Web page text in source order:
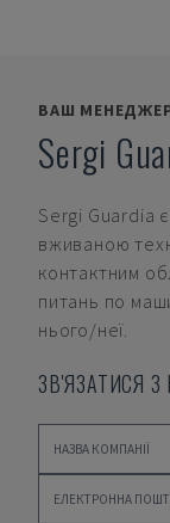
ВАШ
Sergi
Sergi Guardia
вживаною
контактним
питань по
нього/неї.
ЗВ'ЯЗАТИСЯ